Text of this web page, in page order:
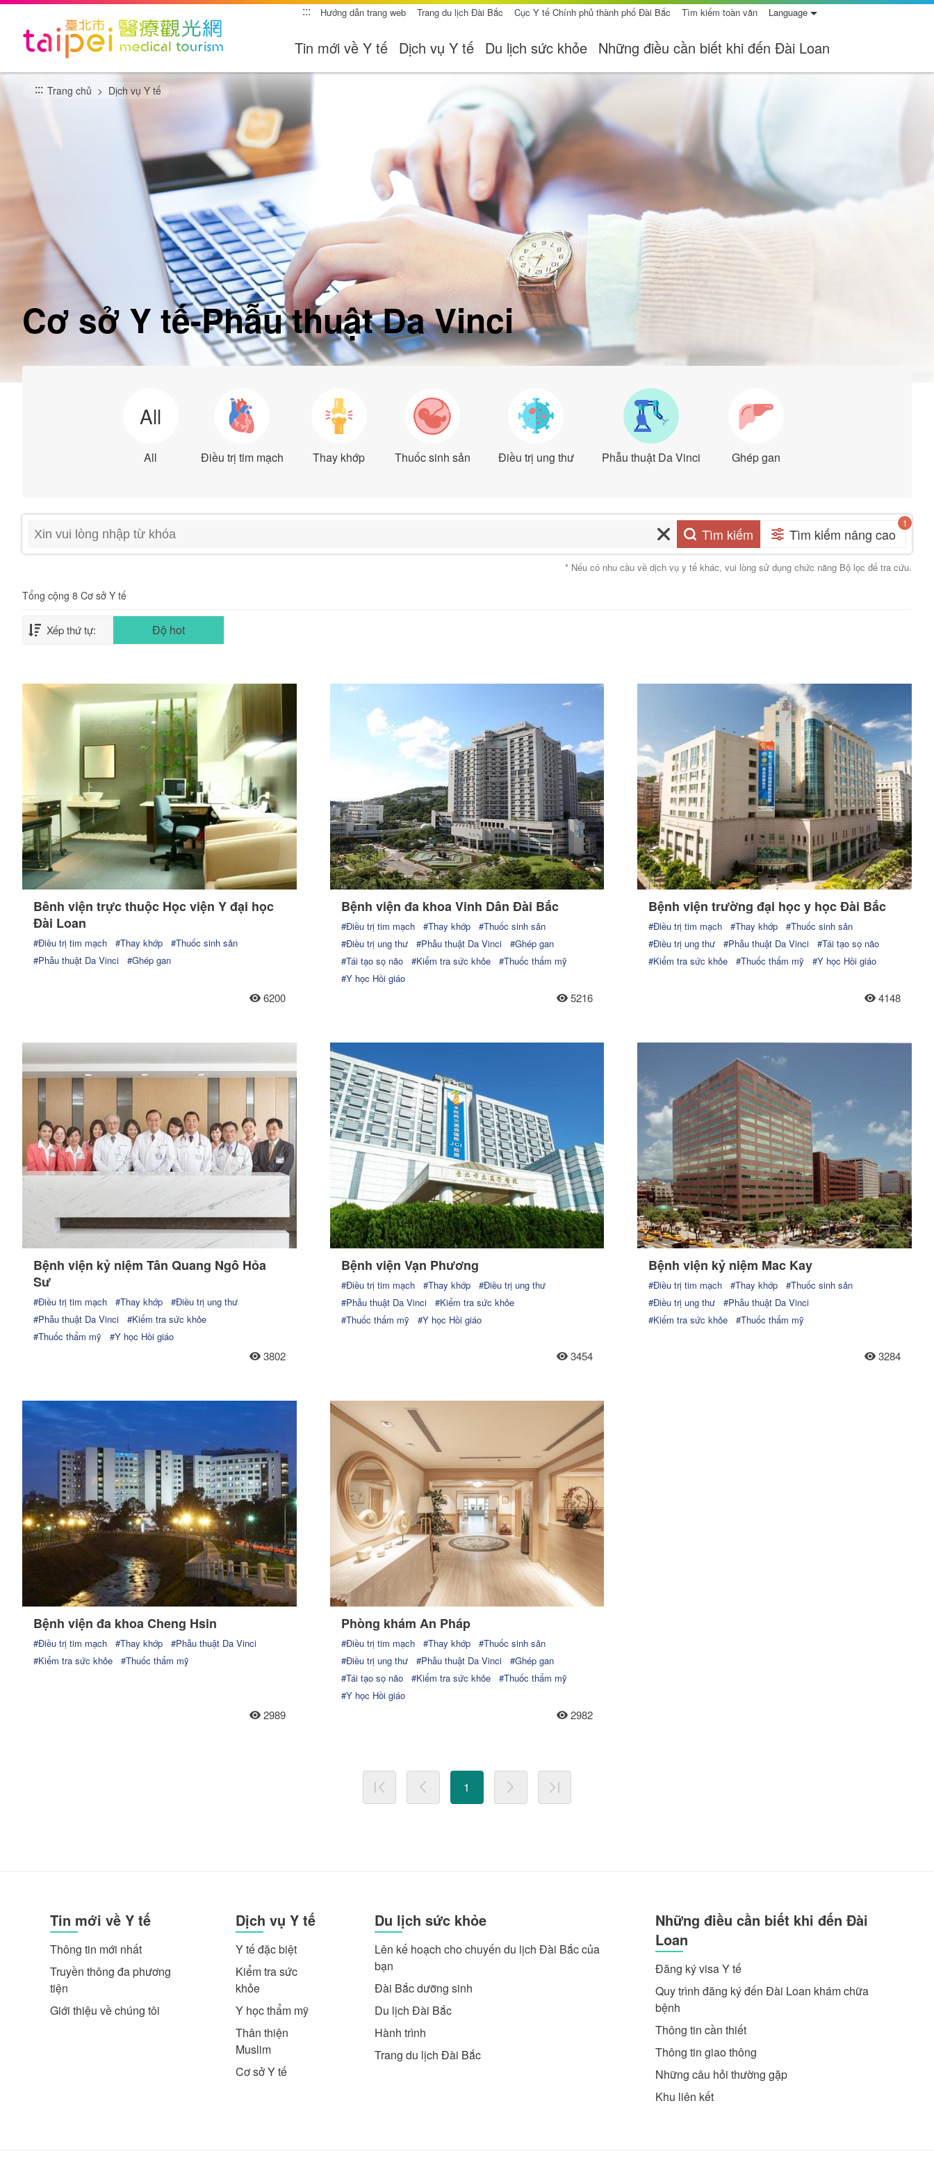
跳
內
容
區
::: Hướng dẫn trang web Trang du lịch Đài Bắc Cục Y tế Chính phủ thành phố Đài Bắc Tìm kiếm toàn văn Language
Tin mới về Y tế Dịch vụ Y tế Du lịch sức khỏe Những điều cần biết khi đến Đài Loan
::: Trang chủ Dịch vụ Y tế
Cơ sở Y tế-Phẫu thuật Da Vinci
All
All Điều trị tim mạch Thay khớp Thuốc sinh sản Điều trị ung thư Phẫu thuật Da Vinci Ghép gan
Tìm kiếm Tìm kiếm nâng cao
* Nếu có nhu cầu về dịch vụ y tế khác, vui lòng sử dụng chức năng Bộ lọc để tra cứu.
Tổng cộng 8 Cơ sở Y tế
Xếp thứ tự: Độ hot
Bênh viện trực thuộc Học viện Y đại học
Đài Loan
#Điều trị tim mạch #Thay khớp
#Thuốc sinh sản
#Phẫu thuật Da Vinci
#Ghép gan
6200
Bệnh viện đa khoa Vinh Dân Đài Bắc
#Điều trị tim mạch #Thay khớp
#Thuốc sinh sản
#Điều trị ung thư
#Phẫu thuật Da Vinci
#Ghép gan
#Tái tạo sọ não
#Kiểm tra sức khỏe
#Thuốc thẩm mỹ
#Y học Hồi giáo
5216
Bệnh viện trường đại học y học Đài Bắc
#Điều trị tim mạch #Thay khớp
#Thuốc sinh sản
#Điều trị ung thư
#Phẫu thuật Da Vinci
#Tái tạo sọ não
#Kiểm tra sức khỏe
#Thuốc thẩm mỹ #Y học Hồi giáo
4148
Bệnh viện kỷ niệm Tân Quang Ngô Hỏa
Sư
#Điều trị tim mạch #Thay khớp
#Điều trị ung thư
#Phẫu thuật Da Vinci
#Kiểm tra sức khỏe
#Thuốc thẩm mỹ
#Y học Hồi giáo
3802
Bệnh viện Vạn Phương
#Điều trị tim mạch #Thay khớp
#Điều trị ung thư
#Phẫu thuật Da Vinci
#Kiểm tra sức khỏe
#Thuốc thẩm mỹ
#Y học Hồi giáo
3454
Bệnh viện kỷ niệm Mac Kay
#Điều trị tim mạch #Thay khớp
#Thuốc sinh sản
#Điều trị ung thư
#Phẫu thuật Da Vinci
#Kiểm tra sức khỏe
#Thuốc thẩm mỹ
3284
Bệnh viện đa khoa Cheng Hsin
#Điều trị tim mạch #Thay khớp
#Phẫu thuật Da Vinci
#Kiểm tra sức khỏe
#Thuốc thẩm mỹ
2989
Phòng khám An Pháp
#Điều trị tim mạch #Thay khớp
#Thuốc sinh sản
#Điều trị ung thư
#Phẫu thuật Da Vinci
#Ghép gan
#Tái tạo sọ não
#Kiểm tra sức khỏe
#Thuốc thẩm mỹ
#Y học Hồi giáo
2982
Trang đầu tiênTrang trước
1 Trang tiếp theoTrang cuối cùng
Tin mới về Y tế
Thông tin mới nhất
Truyền thông đa phương
tiện
Giới thiệu về chúng tôi
Dịch vụ Y tế
Y tế đặc biệt
Kiểm tra sức
khỏe
Y học thẩm mỹ
Thân thiện
Muslim
Cơ sở Y tế
Du lịch sức khỏe
Lên kế hoạch cho chuyến du lịch Đài Bắc của
bạn
Đài Bắc dưỡng sinh
Du lịch Đài Bắc
Hành trình
Trang du lịch Đài Bắc
Những điều cần biết khi đến Đài
Loan
Đăng ký visa Y tế
Quy trình đăng ký đến Đài Loan khám chữa
bệnh
Thông tin cần thiết
Thông tin giao thông
Những câu hỏi thường gặp
Khu liên kết